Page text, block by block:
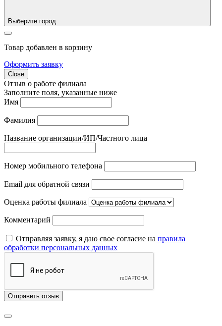
Выберите город
Товар добавлен в корзину
Оформить заявку
Close
Отзыв о работе филиала
Заполните поля, указанные ниже
Имя
Фамилия
Название организации/ИП/Частного лица
Номер мобильного телефона
Email для обратной связи
Оценка работы филиала
Комментарий
Отправляя заявку, я даю свое согласие на правила
обработки персональных данных
Отправить отзыв